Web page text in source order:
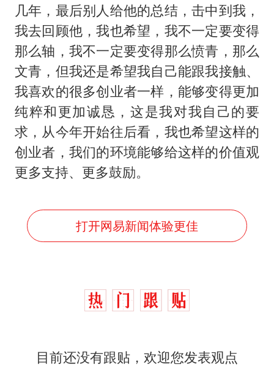
几年，最后别人给他的总结，击中到我，
我去回顾他，我也希望，我不一定要变得
那么轴，我不一定要变得那么愤青，那么
文青，但我还是希望我自己能跟我接触、
我喜欢的很多创业者一样，能够变得更加
纯粹和更加诚恳，这是我对我自己的要
求，从今年开始往后看，我也希望这样的
创业者，我们的环境能够给这样的价值观
更多支持、更多鼓励。
打开网易新闻体验更佳
目前还没有跟贴，欢迎您发表观点